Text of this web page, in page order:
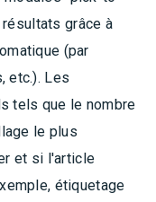
grâce à
(par
etc.). Les
tels que le nombre
le plus
et si l'article
étiquetage